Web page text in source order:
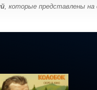
, которые представлены на